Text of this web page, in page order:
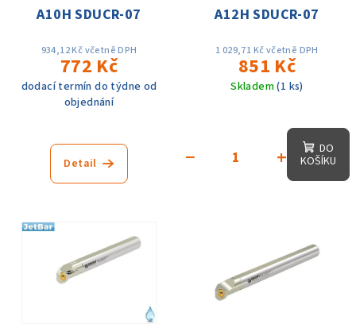
A10H SDUCR-07
934,12 Kč včetně DPH
772 Kč
dodací termín do týdne od
objednání
Detail
A12H SDUCR-07
1 029,71 Kč včetně DPH
851 Kč
Skladem(1 ks)
+
−
DO
KOŠÍKU